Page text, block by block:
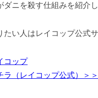
ニを殺す仕組みを紹介し
い人はレイコップ公式
コップ
ラ（レイコップ公式）＞＞